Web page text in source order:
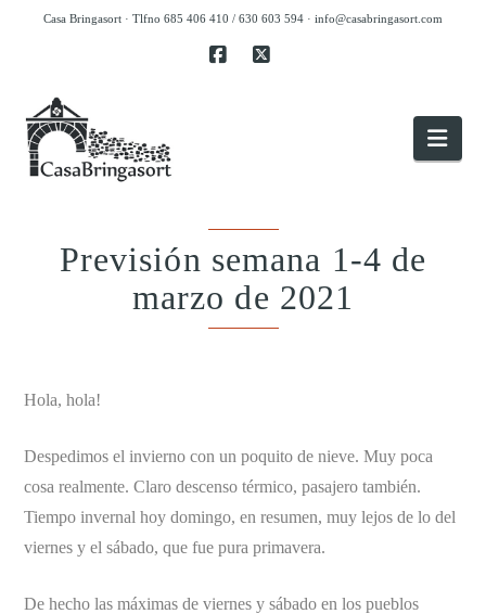
Casa Bringasort · Tlfno 685 406 410 / 630 603 594 · info@casabringasort.com
Previsión semana 1-4 de
marzo de 2021
Hola, hola!
Despedimos el invierno con un poquito de nieve. Muy poca
cosa realmente. Claro descenso térmico, pasajero también.
Tiempo invernal hoy domingo, en resumen, muy lejos de lo del
viernes y el sábado, que fue pura primavera.
De hecho las máximas de viernes y sábado en los pueblos